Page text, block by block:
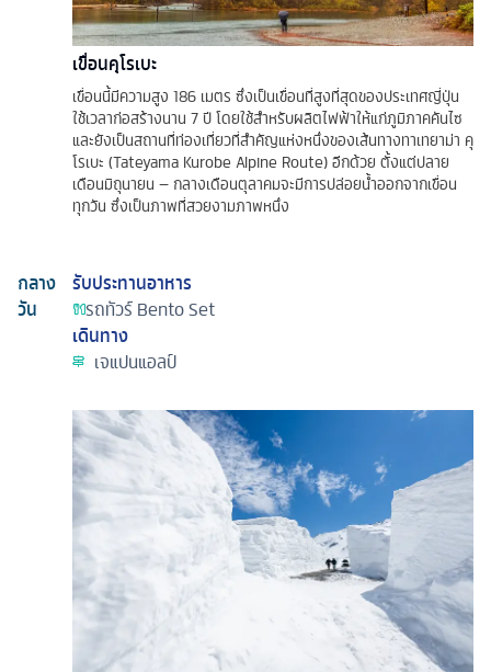
เขื่อนคุโรเบะ
เขื่อนนี้มีความสูง 186 เมตร ซึ่งเป็นเขื่อนที่สูงที่สุดของประเทศญี่ปุ่น
ใช้เวลาก่อสร้างนาน 7 ปี โดยใช้สำหรับผลิตไฟฟ้าให้แก่ภูมิภาคคันไซ
และยังเป็นสถานที่ท่องเที่ยวที่สำคัญแห่งหนึ่งของเส้นทางทาเทยาม่า คุ
โรเบะ (Tateyama Kurobe Alpine Route) อีกด้วย ตั้งแต่ปลาย
เดือนมิถุนายน – กลางเดือนตุลาคมจะมีการปล่อยน้ำออกจากเขื่อน
ทุกวัน ซึ่งเป็นภาพที่สวยงามภาพหนึ่ง
กลาง
วัน
รับประทานอาหาร
รถทัวร์Bento Set
เดินทาง
เจแปนแอลป์